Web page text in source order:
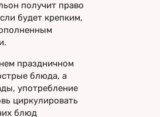
получит право
будет крепким,
праздничном
блюда, а
употребление
циркулировать
блюд